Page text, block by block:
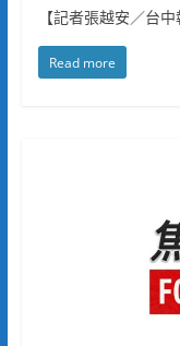
【記者張越安／台
Read more